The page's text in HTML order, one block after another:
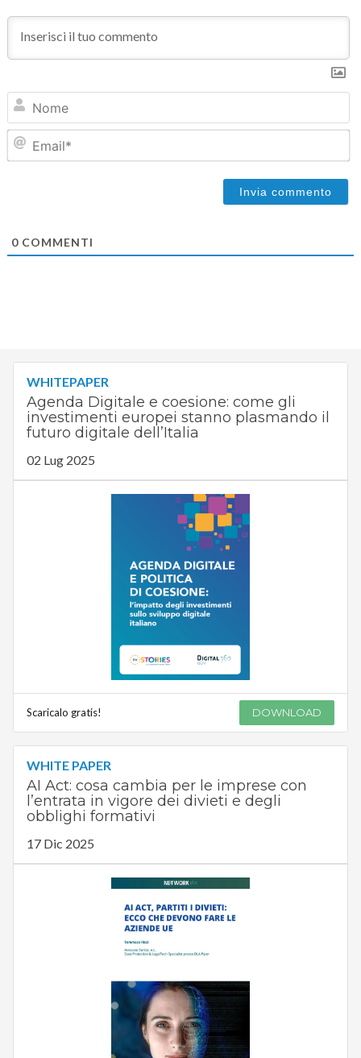
0COMMENTI
WHITEPAPER
Agenda Digitale e coesione: come gli
investimenti europei stanno plasmando il
futuro digitale dell’Italia
02 Lug 2025
Scaricalo gratis! DOWNLOAD
WHITE PAPER
AI Act: cosa cambia per le imprese con
l’entrata in vigore dei divieti e degli
obblighi formativi
17 Dic 2025